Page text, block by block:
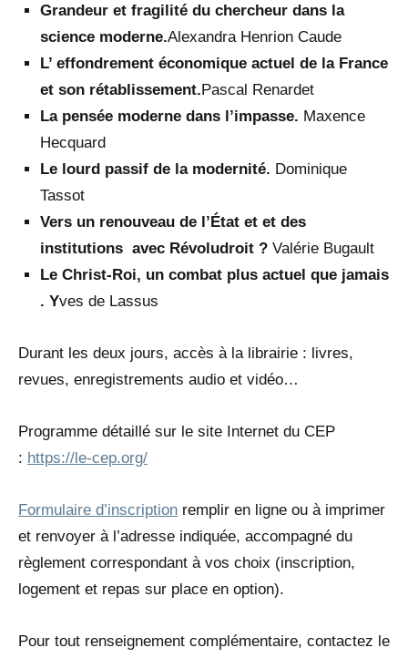
Grandeur et fragilité du chercheur dans la
science moderne.Alexandra Henrion Caude
L’ effondrement économique actuel de la France
et son rétablissement.Pascal Renardet
La pensée moderne dans l’impasse. Maxence
Hecquard
Le lourd passif de la modernité. Dominique
Tassot
Vers un renouveau de l’État et et des
institutions avec Révoludroit ? Valérie Bugault
Le Christ-Roi, un combat plus actuel que jamais
. Yves de Lassus
Durant les deux jours, accès à la librairie : livres,
revues, enregistrements audio et vidéo…
Programme détaillé sur le site Internet du CEP
: https://le-cep.org/
Formulaire d’inscription remplir en ligne ou à imprimer
et renvoyer à l’adresse indiquée, accompagné du
règlement correspondant à vos choix (inscription,
logement et repas sur place en option).
Pour tout renseignement complémentaire, contactez le